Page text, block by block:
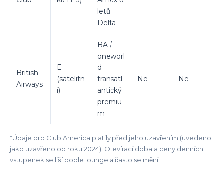
letů
Delta
British
Airways
E
(satelitn
í)
BA /
oneworl
d
transatl
antický
premiu
m
Ne Ne
*Údaje pro Club America platily před jeho uzavřením (uvedeno
jako uzavřeno od roku 2024). Otevírací doba a ceny denních
vstupenek se liší podle lounge a často se mění.